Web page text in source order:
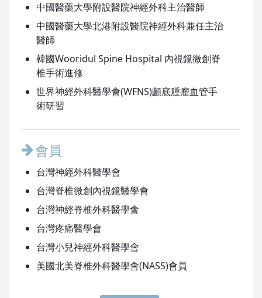
中國醫藥大學附設醫院神經外科主治醫師
中國醫藥大學北港附設醫院神經外科兼任主治
醫師
韓國Wooridul Spine Hospital 內視鏡微創脊
椎手術進修
世界神經外科醫學會(WFNS)顱底腫瘤血管手
術研習
會員
台灣神經外科醫學會
台灣脊椎微創內視鏡醫學會
台灣神經脊椎外科醫學會
台灣疼痛醫學會
台灣小兒神經外科醫學會
美國北美脊椎外科醫學會(NASS)會員